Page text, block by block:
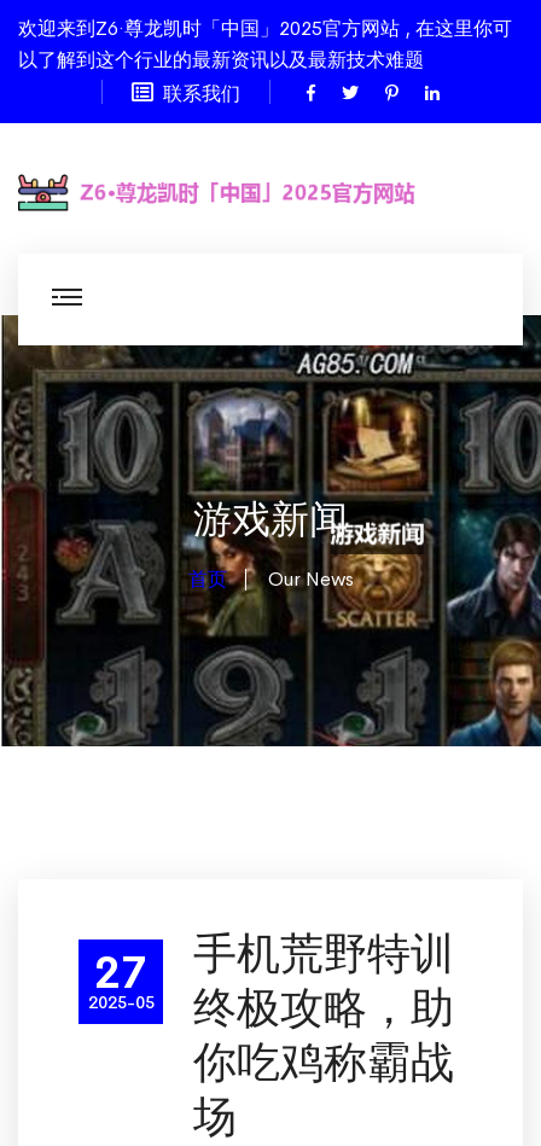
欢迎来到Z6·尊龙凯时「中国」2025官方网站 , 在这里你可
以了解到这个行业的最新资讯以及最新技术难题
联系我们
游戏新闻
首页 Our News
27
2025-05
手机荒野特训
终极攻略，助
你吃鸡称霸战
场